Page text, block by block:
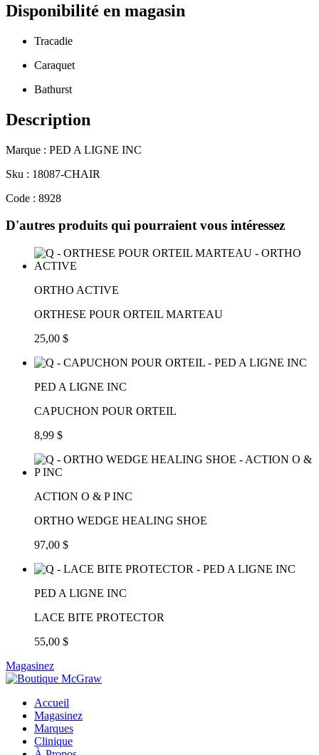
Disponibilité en magasin
Tracadie
Caraquet
Bathurst
Description
Marque : PED A LIGNE INC
Sku : 18087-CHAIR
Code : 8928
D'autres produits qui pourraient vous intéressez
ORTHO ACTIVE
ORTHESE POUR ORTEIL MARTEAU
25,00 $
PED A LIGNE INC
CAPUCHON POUR ORTEIL
8,99 $
ACTION O & P INC
ORTHO WEDGE HEALING SHOE
97,00 $
PED A LIGNE INC
LACE BITE PROTECTOR
55,00 $
Magasinez
Accueil
Magasinez
Marques
Clinique